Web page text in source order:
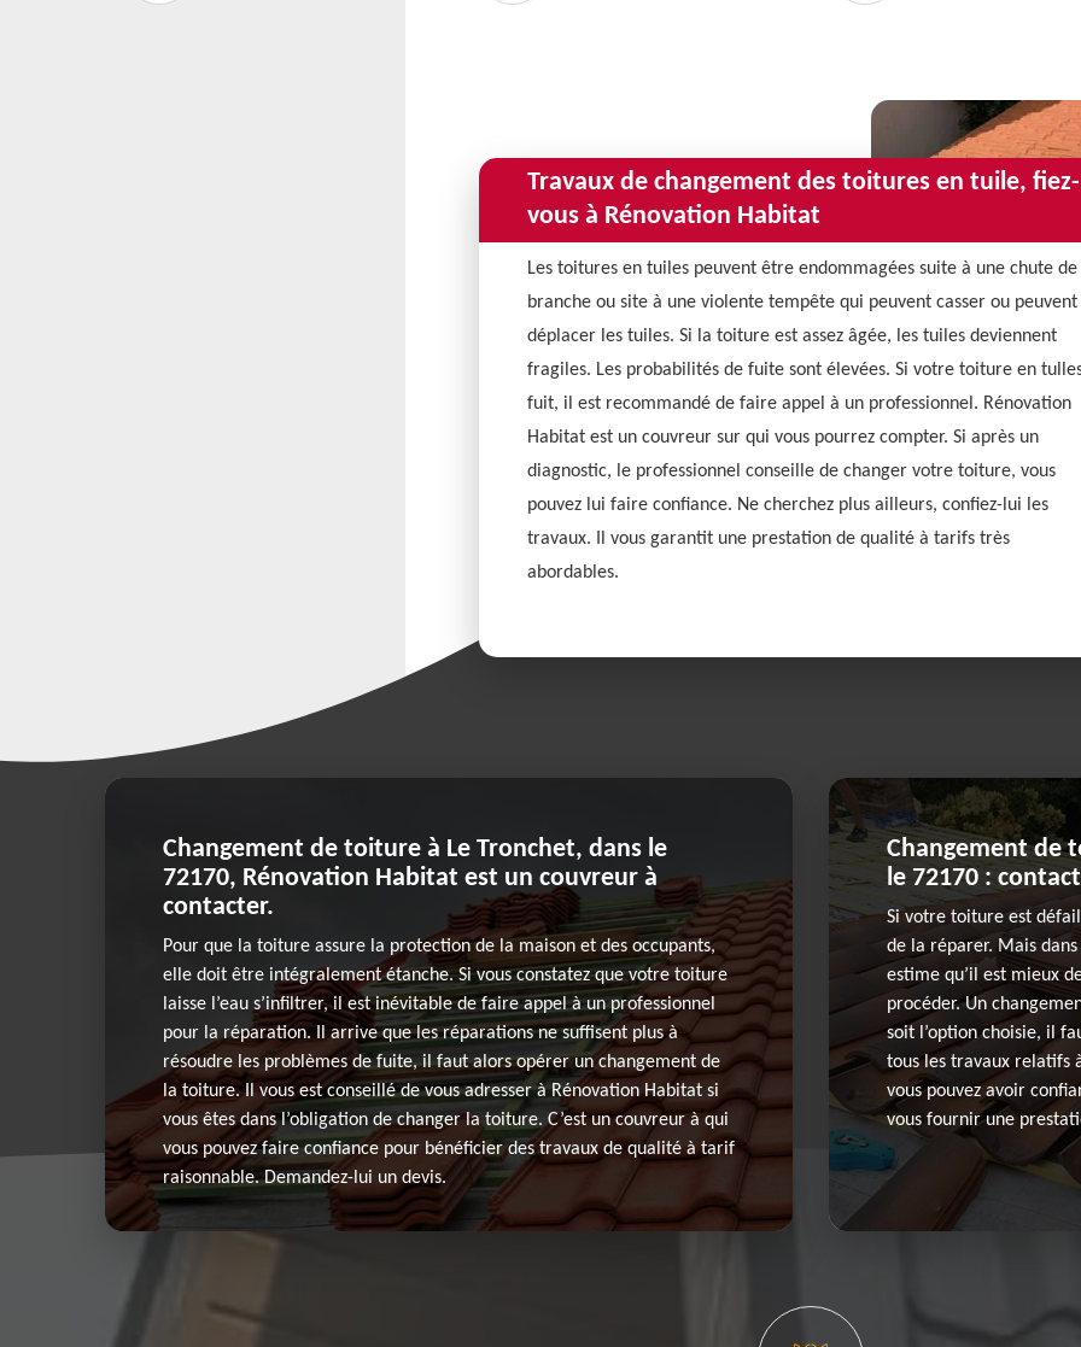
Travaux de changement des toitures en tuile, fiez-
vous à Rénovation Habitat
Les toitures en tuiles peuvent être endommagées suite à une chute de
branche ou site à une violente tempête qui peuvent casser ou peuvent
déplacer les tuiles. Si la toiture est assez âgée, les tuiles deviennent
fragiles. Les probabilités de fuite sont élevées. Si votre toiture en
fuit, il est recommandé de faire appel à un professionnel. Rénovation
Habitat est un couvreur sur qui vous pourrez compter. Si après un
diagnostic, le professionnel conseille de changer votre toiture, vous
pouvez lui faire confiance. Ne cherchez plus ailleurs, confiez-lui les
travaux. Il vous garantit une prestation de qualité à tarifs très
abordables.
Changement de toiture à Le Tronchet, dans le
72170, Rénovation Habitat est un couvreur à
contacter.
Pour que la toiture assure la protection de la maison et des occupants,
elle doit être intégralement étanche. Si vous constatez que votre toiture
laisse l’eau s’infiltrer, il est inévitable de faire appel à un professionnel
pour la réparation. Il arrive que les réparations ne suffisent plus à
résoudre les problèmes de fuite, il faut alors opérer un changement de
la toiture. Il vous est conseillé de vous adresser à Rénovation Habitat si
vous êtes dans l’obligation de changer la toiture. C’est un couvreur à qui
vous pouvez faire confiance pour bénéficier des travaux de qualité à tarif
raisonnable. Demandez-lui un devis.
Changement de
le 72170 :
Si votre toiture est
de la réparer. Mais
estime qu’il est mieux
procéder. Un
soit l’option choisie, il
tous les travaux relatifs
vous pouvez avoir
vous fournir une